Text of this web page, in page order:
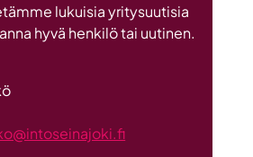
lukuisia yritysuutisia
hyvä henkilö tai uutinen.